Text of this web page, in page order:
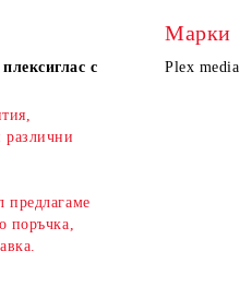
с
предлагаме
поръчка,
.
Марки
Plex media